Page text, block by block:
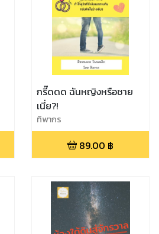
กรี๊ดดด ฉันหญิงหรือชาย
เนี่ย?!
ทิพากร
89.00 ฿